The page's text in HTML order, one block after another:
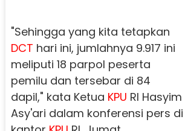
"Sehingga yang kita tetapkan
DCT hari ini, jumlahnya 9.917 ini
meliputi 18 parpol peserta
pemilu dan tersebar di 84
dapil," kata Ketua KPU RI Hasyim
Asy'ari dalam konferensi pers di